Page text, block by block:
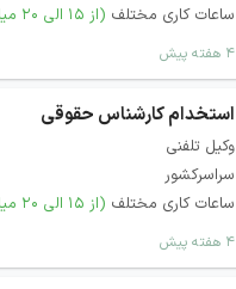
ساعات کاری مختلف (از ۱۵ الی ۲۰ میلیون)
۴ هفته پیش
استخدام کارشناس حقوقی
وکیل تلفنی
سراسرکشور
ساعات کاری مختلف (از ۱۵ الی ۲۰ میلیون)
۴ هفته پیش